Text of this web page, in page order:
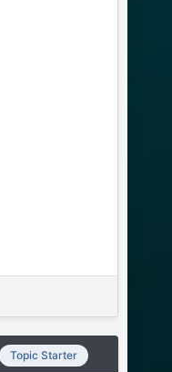
Topic Starter